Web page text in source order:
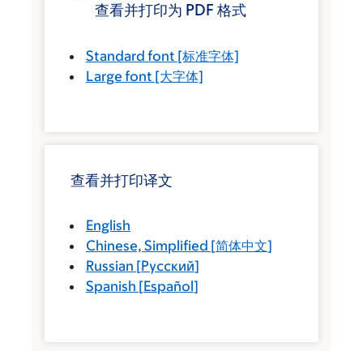
查看并打印为 PDF 格式
Standard font [标准字体]
Large font [大字体]
查看并打印译文
English
Chinese, Simplified [简体中文]
Russian [Русский]
Spanish [Español]